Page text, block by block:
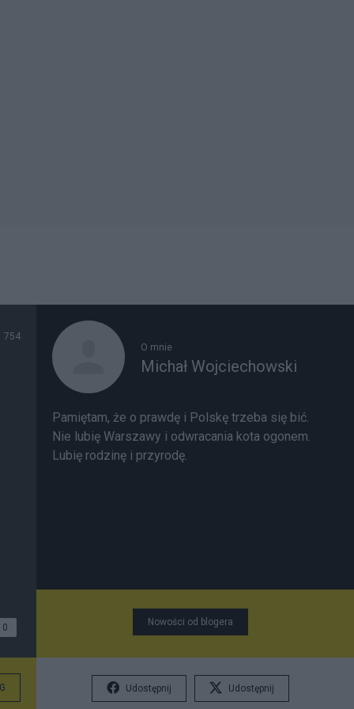
754
0
O mnie
Michał Wojciechowski
Pamiętam, że o prawdę i Polskę trzeba się bić.
Nie lubię Warszawy i odwracania kota ogonem.
Lubię rodzinę i przyrodę.
Nowości od blogera
Udostępnij Udostępnij